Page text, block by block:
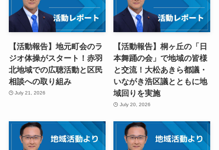
【活動報告】地元町会のラ
ジオ体操がスタート！赤羽
北地域での広聴活動と区民
相談への取り組み
July 21, 2026
【活動報告】桐ヶ丘の「日
本舞踊の会」で地域の皆様
と交流！大松あきら都議・
いながき浩区議とともに地
域回りを実施
July 20, 2026